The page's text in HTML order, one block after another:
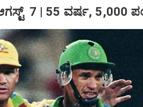
7 | 55 ವರ್ಷ, 5,000